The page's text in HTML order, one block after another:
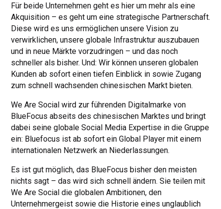
Für beide Unternehmen geht es hier um mehr als eine
Akquisition – es geht um eine strategische Partnerschaft.
Diese wird es uns ermöglichen unsere Vision zu
verwirklichen, unsere globale Infrastruktur auszubauen
und in neue Märkte vorzudringen – und das noch
schneller als bisher. Und: Wir können unseren globalen
Kunden ab sofort einen tiefen Einblick in sowie Zugang
zum schnell wachsenden chinesischen Markt bieten.
We Are Social wird zur führenden Digitalmarke von
BlueFocus abseits des chinesischen Marktes und bringt
dabei seine globale Social Media Expertise in die Gruppe
ein: Bluefocus ist ab sofort ein Global Player mit einem
internationalen Netzwerk an Niederlassungen.
Es ist gut möglich, das BlueFocus bisher den meisten
nichts sagt – das wird sich schnell ändern. Sie teilen mit
We Are Social die globalen Ambitionen, den
Unternehmergeist sowie die Historie eines unglaublich